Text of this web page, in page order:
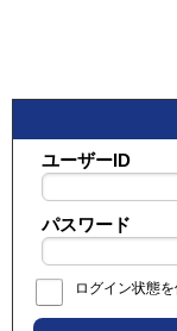
ユーザーID
パスワード
ログイン状態